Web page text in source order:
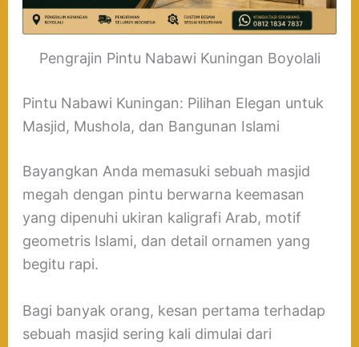
Pengrajin Pintu Nabawi Kuningan Boyolali
Pintu Nabawi Kuningan: Pilihan Elegan untuk
Masjid, Mushola, dan Bangunan Islami
Bayangkan Anda memasuki sebuah masjid
megah dengan pintu berwarna keemasan
yang dipenuhi ukiran kaligrafi Arab, motif
geometris Islami, dan detail ornamen yang
begitu rapi.
Bagi banyak orang, kesan pertama terhadap
sebuah masjid sering kali dimulai dari